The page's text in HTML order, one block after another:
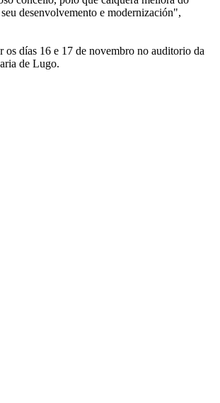
desenvolvemento e modernización",
os días 16 e 17 de novembro no auditorio da
de Lugo.